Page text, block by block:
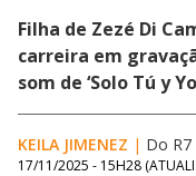
Filha de Zezé Di
carreira em
som de ‘Solo Tú y
KEILA JIMENEZ | Do R7
17/11/2025 - 15H28